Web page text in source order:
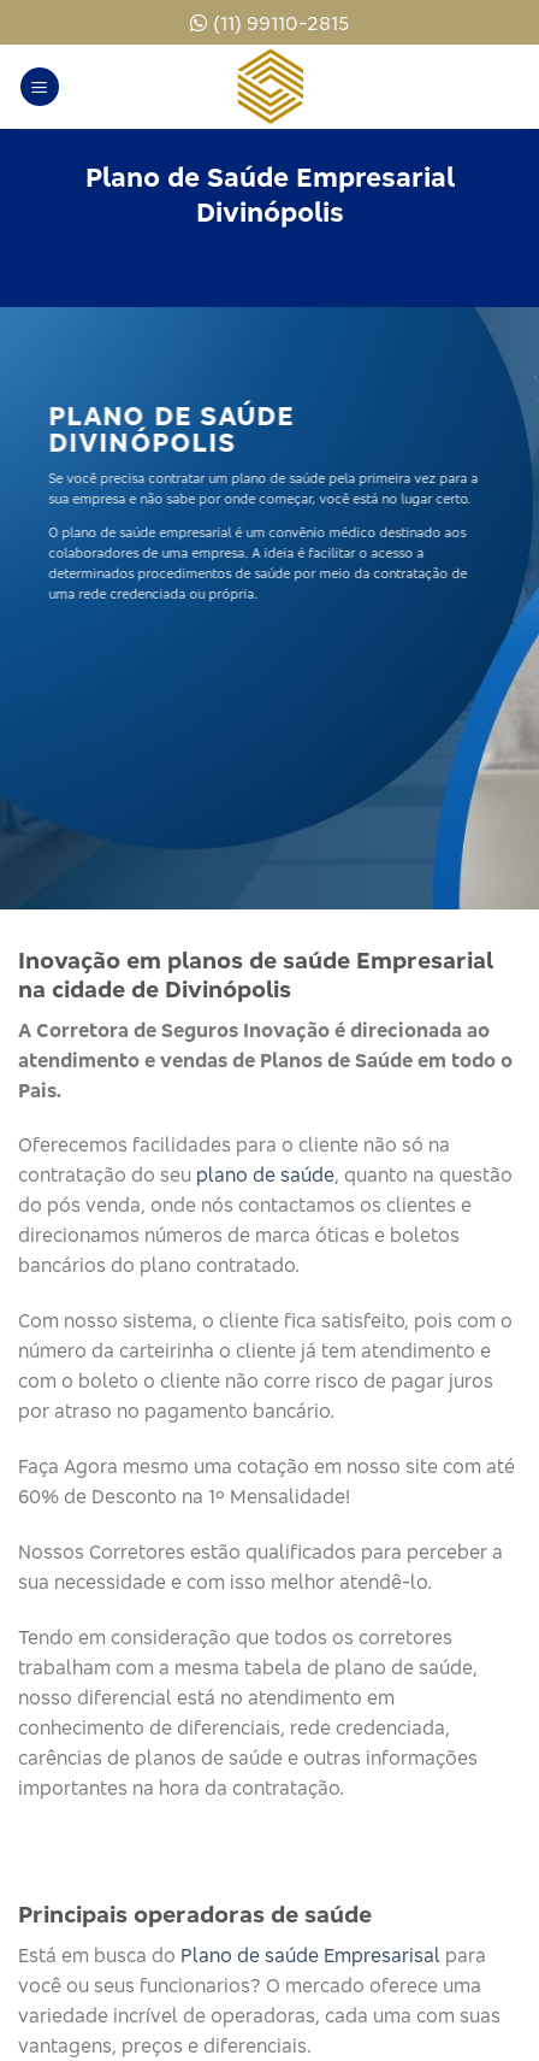
to
content
(11) 99110-2815
Plano de Saúde Empresarial
Divinópolis
PLANO DE SAÚDE
DIVINÓPOLIS
Se você precisa contratar um plano de saúde pela primeira vez para a
sua empresa e não sabe por onde começar, você está no lugar certo.
Oplano de saúde empresarialé um convênio médico destinado aos
colaboradores de uma empresa. A ideia é facilitar o acesso a
determinados procedimentos de saúde por meio da contratação de
uma rede credenciada ou própria.
Inovação em planos de saúde Empresarial
na cidade de Divinópolis
A Corretora de Seguros Inovação é direcionada ao
atendimento e vendas de Planos de Saúde em todo o
Pais.
Oferecemos facilidades para o cliente não só na
contratação do seu plano de saúde, quanto na questão
do pós venda, onde nós contactamos os clientes e
direcionamos números de marca óticas e boletos
bancários do plano contratado.
Com nosso sistema, o cliente fica satisfeito, pois com o
número da carteirinha o cliente já tem atendimento e
com o boleto o cliente não corre risco de pagar juros
por atraso no pagamento bancário.
Faça Agora mesmo uma cotação em nosso site com até
60% de Desconto na 1º Mensalidade!
Nossos Corretores estão qualificados para perceber a
sua necessidade e com isso melhor atendê-lo.
Tendo em consideração que todos os corretores
trabalham com a mesma tabela de plano de saúde,
nosso diferencial está no atendimento em
conhecimento de diferenciais, rede credenciada,
carências de planos de saúde e outras informações
importantes na hora da contratação.
Principais operadoras de saúde​
Está em busca do Plano de saúde Empresarisal para
você ou seus funcionarios? O mercado oferece uma
variedade incrível de operadoras, cada uma com suas
vantagens, preços e diferenciais.